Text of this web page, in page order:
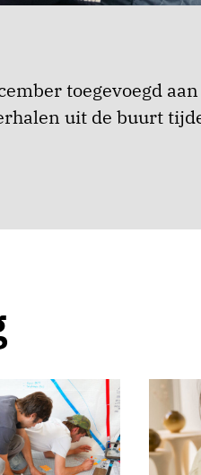
toegevoegd aan
uit de buurt